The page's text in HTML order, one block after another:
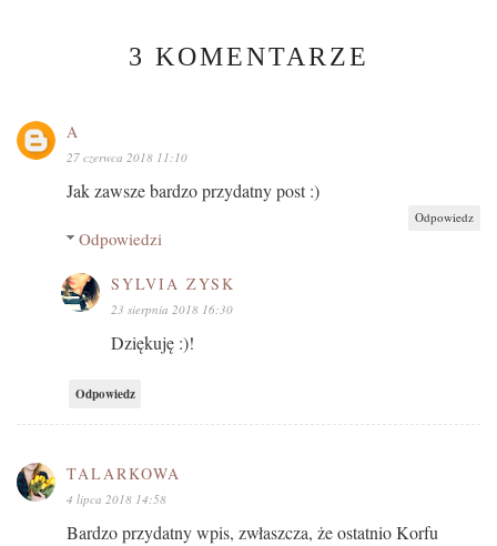
3 KOMENTARZE
A
27 czerwca 2018 11:10
Jak zawsze bardzo przydatny post :)
Odpowiedz
Odpowiedzi
SYLVIA ZYSK
23 sierpnia 2018 16:30
Dziękuję :)!
Odpowiedz
TALARKOWA
4 lipca 2018 14:58
Bardzo przydatny wpis, zwłaszcza, że ostatnio Korfu